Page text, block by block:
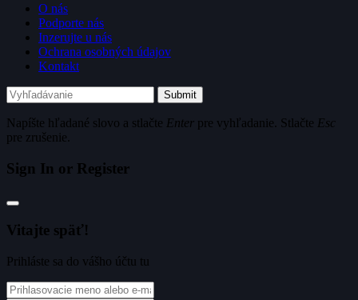
O nás
Podporte nás
Inzerujte u nás
Ochrana osobných údajov
Kontakt
Submit
Napíšte hľadané slovo a stlačte Enter pre vyhľadanie. Stlačte Esc
pre zrušenie.
Sign In or Register
Vitajte späť!
Prihláste sa do vášho účtu tu